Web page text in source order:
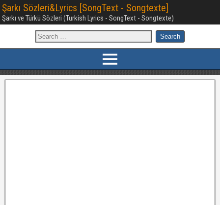
Şarkı Sözleri&Lyrics [SongText - Songtexte]
Şarkı ve Türkü Sözleri (Turkish Lyrics - SongText - Songtexte)